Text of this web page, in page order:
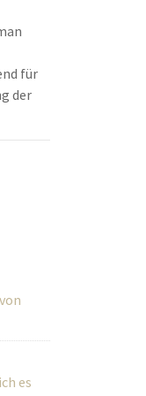
für
der
es